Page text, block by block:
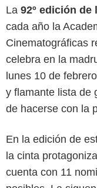
La 92º edición
cada año la
Cinematográficas
celebra en la
lunes 10 de
y flamante lista de
de hacerse con la
En la edición de
la cinta
cuenta con 11